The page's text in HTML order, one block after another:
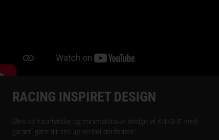
RACING INSPIRET DESIGN
Med sit futuristiske og minimalistiske design vil KNIGHT med
garanti gøre dit set-up en hel del federe!